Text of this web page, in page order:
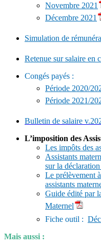
Novembre 2021
Décembre 2021
Simulation de
Retenue sur salaire en
Congés payés :
Période 2020/
Période 2021/
Bulletin de salaire
L’imposition des
Les impôts des
Assistants
sur la
Le prélèvement
assistants
Guide édité par
Maternel
Fiche outil :
Mais aussi :